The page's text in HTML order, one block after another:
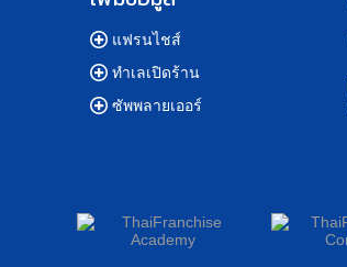
แฟรนไชส์
ทำเลเปิดร้าน
ซัพพลายเออร์